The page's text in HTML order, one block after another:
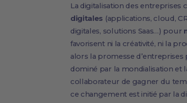
La digitalisation des entreprises
digitales (applications, cloud,
digitales, solutions Saas…) pour
favorisent ni la créativité, ni la
alors la promesse
dominé par la mondialisation et
collaborateur de gagner du
ce changement est initié par la